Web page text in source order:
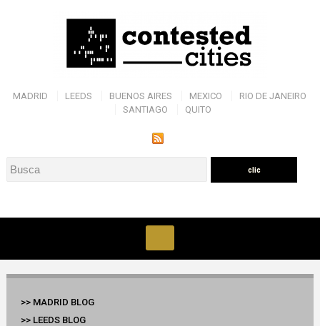
MADRID LEEDS BUENOS AIRES MEXICO
RIO DE JANEIRO
SANTIAGO
QUITO
>> MADRID BLOG
>> LEEDS BLOG